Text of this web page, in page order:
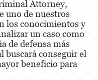
una Condena
Penales
Bajo Palabra
Attorney,
uno de nuestros
los conocimientos y
un caso como
de defensa más
buscará conseguir el
beneficio para